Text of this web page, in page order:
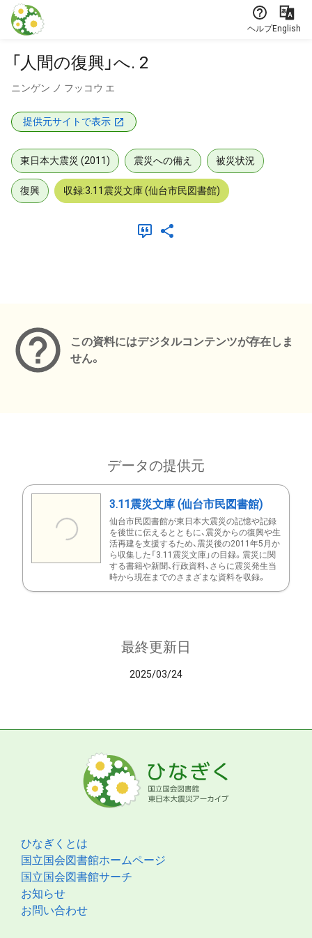
本文に飛ぶ
ヘルプEnglish
「人間の復興」へ. 2
ニンゲン ノ フッコウ エ
提供元サイトで表示
東日本大震災 (2011) 震災への備え 被災状況
復興 収録:3.11震災文庫 (仙台市民図書館)
この資料にはデジタルコンテンツが存在しま
せん。
データの提供元
3.11震災文庫 (仙台市民図書館)
仙台市民図書館が東日本大震災の記憶や記録
を後世に伝えるとともに、震災からの復興や生
活再建を支援するため、震災後の2011年5月か
ら収集した「3.11震災文庫」の目録。震災に関
する書籍や新聞、行政資料、さらに震災発生当
時から現在までのさまざまな資料を収録。
最終更新日
2025/03/24
ひなぎくとは
国立国会図書館ホームページ
国立国会図書館サーチ
お知らせ
お問い合わせ